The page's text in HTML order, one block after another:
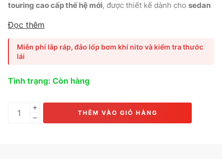
touring cao cấp thế hệ mới, được thiết kế dành cho sedan
vượt trội.Ứng dụng
giúp
Phù hợp choMazda CX-3, Toyota Corolla Cross, Honda
HR-V, Hyundai Kona, Kia Seltos.
Đọc thêm
Miễn phí lắp ráp, đảo lốp bơm khí nito và kiểm tra thước
lái
Tình trạng: Còn hàng
THÊM VÀO GIỎ HÀNG